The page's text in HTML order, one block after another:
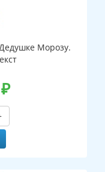
Морозу.
₽